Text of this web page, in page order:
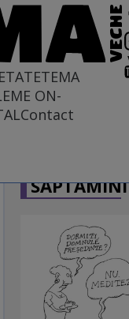
TEMA
ON-
Contact